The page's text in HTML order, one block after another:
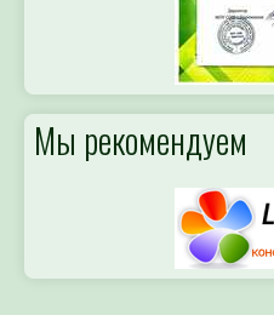
Мы рекомендуем